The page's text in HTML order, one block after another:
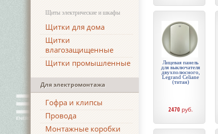
Щиты электрические и шкафы
Щитки для дома
Щитки
влагозащищенные
Щитки промышленные
Для электромонтажа
Гофра и клипсы
Провода
Монтажные коробки
Лицевая панель
для выключателя
двухполюсного,
Legrand Celiane
(титан)
2470 руб.